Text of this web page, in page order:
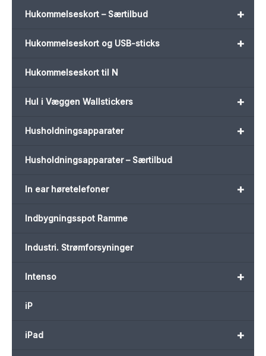
+
Hukommelseskort – Særtilbud
+
Hukommelseskort og USB-sticks
Hukommelseskort til N
+
Hul i Væggen Wallstickers
+
Husholdningsapparater
Husholdningsapparater – Særtilbud
+
In ear høretelefoner
Indbygningsspot Ramme
Industri. Strømforsyninger
+
Intenso
iP
+
iPad